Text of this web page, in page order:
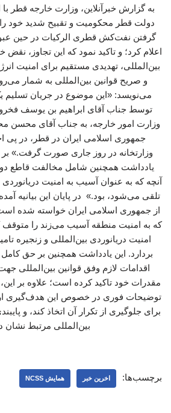
به گزارش خبرآنلاین، وزارت خارجه قطر با
دولت قطر محکومیت و تقبیح شدید خود را
گرفتن نفت‌کش قطری الرکیات در حین
اعلام کرد؛ و تاکید نمود که این تجاوز،
بین‌المللی، تهدیدی مستقیم برای امنیت
و صریح قوانین بین‌المللی به شمار
می‌نویسد: «این موضوع در جریان تسلیم
توسط جناب آقای ابراهیم بن یوسف
وزارت امور خارجه، به جناب آقای محسن
جمهوری اسلامی ایران در قطر، در پی
وزارتخانه در روز جاری صورت گرفت.» بر
یادداشت همچنین شامل مخالفت قاطع
آنچه که به عنوان آسیب به امنیت
تلقی می‌شود، بود.» در پایان این بیانیه
از جمهوری اسلامی ایران خواسته شده است
که به امنیت منطقه آسیب می‌زند را متوقف
امنیت دریانوردی بین‌المللی و زنجیره
بردارد. این یادداشت همچنین بر حق
اقدامات لازم وفق قوانین بین‌المللی
مقدرات خود تاکید کرده است؛ علاوه بر
توضیحات فوری در خصوص این هدف‌گیری
برای جلوگیری از تکرار آن اتخاذ کند، و
بین‌المللی مرتبط نشان
برچسب‌ها: اخرین خبر همایش NCSS